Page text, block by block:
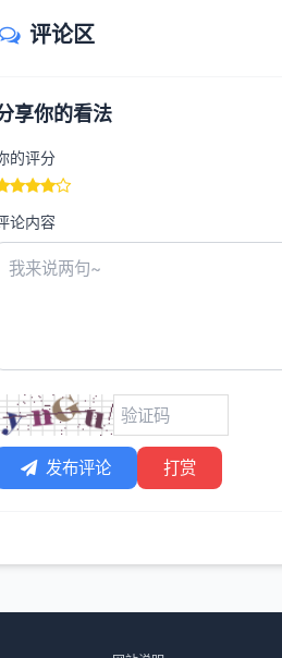
评论区
享你的看法
的评分
论内容
发布评论 打赏